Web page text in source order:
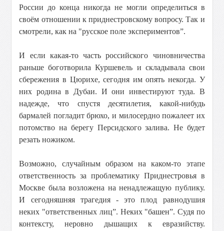
России до конца никогда не могли определиться в
своём отношении к приднестровскому вопросу. Так и
смотрели, как на "русское поле экспериментов”.
И если какая-то часть российского чиновничества
раньше боготворила Куршевель и складывала свои
сбережения в Цюрихе, сегодня им опять некогда. У
них родина в Дубаи. И они инвестируют туда. В
надежде, что спустя десятилетия, какой-нибудь
бармалей погладит брюхо, и милосердно пожалеет их
потомство на берегу Персидского залива. Не будет
резать ножиком.
Возможно, случайным образом на каком-то этапе
ответственность за проблематику Приднестровья в
Москве была возложена на ненадлежащую публику.
И сегодняшняя трагедия - это плод равнодушия
неких "ответственных лиц”. Неких "башен”. Судя по
контексту, неровно дышащих к евразийству.